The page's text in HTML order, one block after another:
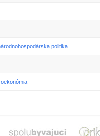
politika